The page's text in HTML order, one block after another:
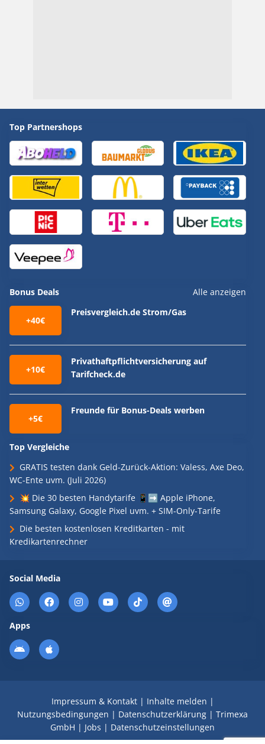
Top Partnershops
Bonus Deals Alle anzeigen
+40€
Preisvergleich.de Strom/Gas
+10€
Privathaftpflichtversicherung auf
Tarifcheck.de
+5€
Freunde für Bonus-Deals werben
Top Vergleiche
GRATIS testen dank Geld-Zurück-Aktion: Valess, Axe Deo,
WC-Ente uvm. (Juli 2026)
💥 Die 30 besten Handytarife 📱➡️ Apple iPhone,
Samsung Galaxy, Google Pixel uvm. + SIM-Only-Tarife
Die besten kostenlosen Kreditkarten - mit
Kredikartenrechner
Social Media
Apps
Impressum & Kontakt| Inhalte melden |
Nutzungsbedingungen | Datenschutzerklärung | Trimexa
GmbH | Jobs | Datenschutzeinstellungen